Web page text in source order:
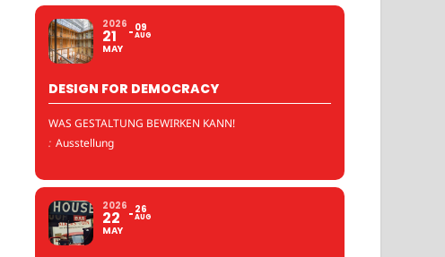
2026
21
MAY
09
AUG
DESIGN FOR DEMOCRACY
WAS GESTALTUNG BEWIRKEN KANN!
: Ausstellung
2026
22
MAY
26
AUG